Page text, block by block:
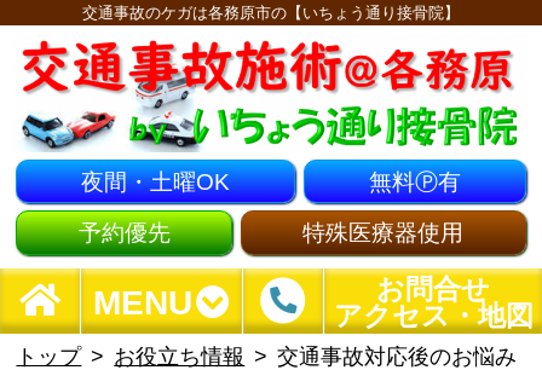
交通事故のケガは各務原市の【いちょう通り接骨院】
夜間・土曜OK 無料Ⓟ有
予約優先 特殊医療器使用
MENU
お問合せ
アクセス・地図
トップ お役立ち情報 交通事故対応後のお悩み